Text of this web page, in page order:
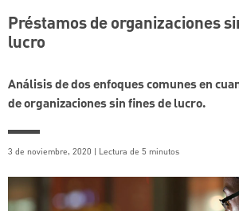
Préstamos de organizaciones
lucro
Análisis de dos enfoques comunes en
de organizaciones sin fines de lucro.
3 de noviembre, 2020 | Lectura de 5 minutos